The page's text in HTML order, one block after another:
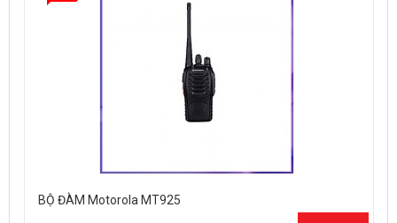
BỘ ĐÀM Motorola MT925